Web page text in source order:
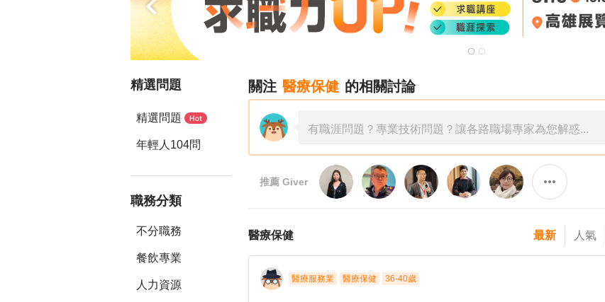
精選問題
精選問題
年輕人104問
職務分類
不分職務
餐飲專業
人力資源
關注 醫療保健 的相關討論
推薦 Giver
醫療保健 最新 人氣
醫療服務業 醫療保健 36-40歲